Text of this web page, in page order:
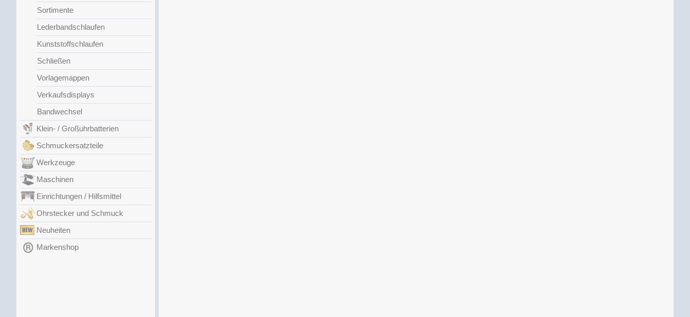
Sortimente
Lederbandschlaufen
Kunststoffschlaufen
Schließen
Vorlagemappen
Verkaufsdisplays
Bandwechsel
Klein- / Großuhrbatterien
Schmuckersatzteile
Werkzeuge
Maschinen
Einrichtungen / Hilfsmittel
Ohrstecker und Schmuck
Neuheiten
Markenshop